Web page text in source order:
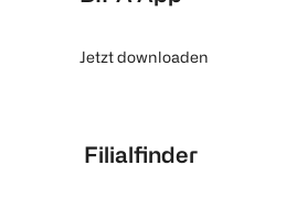
Jetzt downloaden
Filialfinder